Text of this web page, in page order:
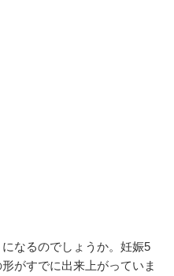
なるのでしょうか。妊娠5
がすでに出来上がっていま